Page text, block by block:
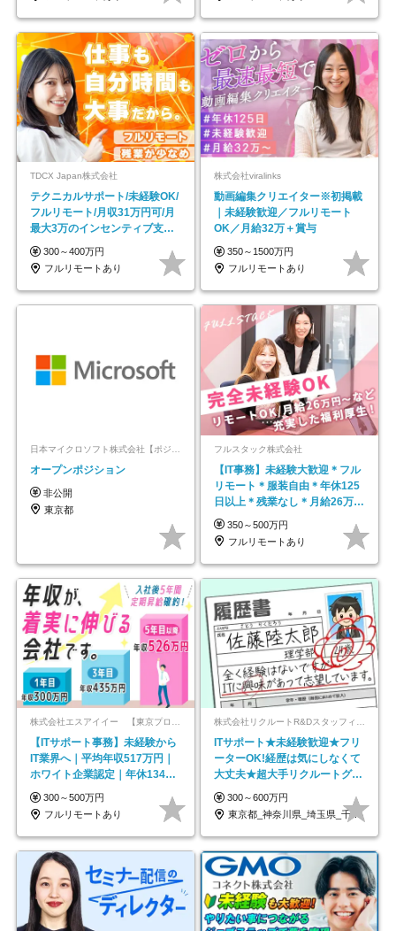
TDCX Japan株式会社
テクニカルサポート/未経験OK/
フルリモート/月収31万円可/月
最大3万のインセンティブ支給/
平均年齢33歳
300～400万円
フルリモートあり
株式会社viralinks
動画編集クリエイター※初掲載
｜未経験歓迎／フルリモート
OK／月給32万＋賞与
350～1500万円
フルリモートあり
オープンポジション
非公開
東京都
フルスタック株式会社
【IT事務】未経験大歓迎＊フル
リモート＊服装自由＊年休125
日以上＊残業なし＊月給26万円
以上
350～500万円
フルリモートあり
株式会社エスアイイー 【東京プロマーケット上場】
【ITサポート事務】未経験から
IT業界へ｜平均年収517万円｜
ホワイト企業認定｜年休134日
｜リモートOK
300～500万円
フルリモートあり
株式会社リクルートR&Dスタッフィング【リクルートグループ】
ITサポート★未経験歓迎★フリ
ーターOK!経歴は気にしなくて
大丈夫★超大手リクルートグル
ープの正社員/sg
300～600万円
東京都_神奈川県_埼玉県_千葉県_大阪府…